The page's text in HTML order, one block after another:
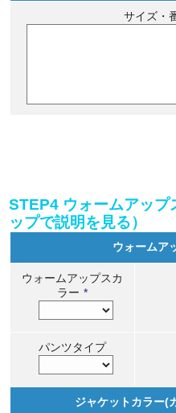
サイズ・
STEP4 ウォームアップ
ップで説明を見る）
ウォームア
ウォームアップスカ
ラー *
パンツタイプ
ジャケットカラー(